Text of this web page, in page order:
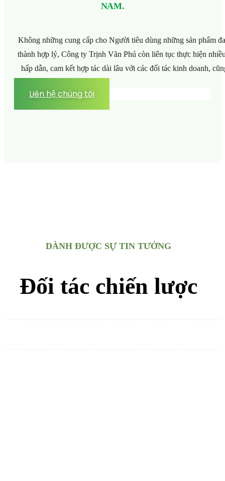
NAM.
Không những cung cấp cho Người tiêu dùng những sản phẩm
thành hợp lý, Công ty Trịnh Văn Phú còn liên tục thực hiện
hấp dẫn, cam kết hợp tác dài lâu với các đối tác kinh doanh,
Liên hệ chúng tôi
DÀNH ĐƯỢC SỰ TIN TƯỞNG
Đối tác chiến lược